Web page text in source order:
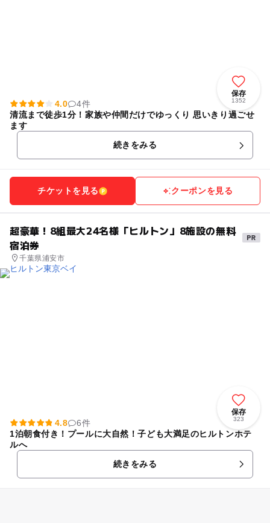
保存
1352
4.0
4件
清流まで徒歩1分！家族や仲間だけでゆっくり 思いきり過ごせ
ます
続きをみる
チケットを見る クーポンを見る
超豪華！8組最大24名様「ヒルトン」8施設の無料
宿泊券
千葉県浦安市
保存
323
4.8
6件
1泊朝食付き！プールに大自然！子ども大満足のヒルトンホテ
ルへ
続きをみる